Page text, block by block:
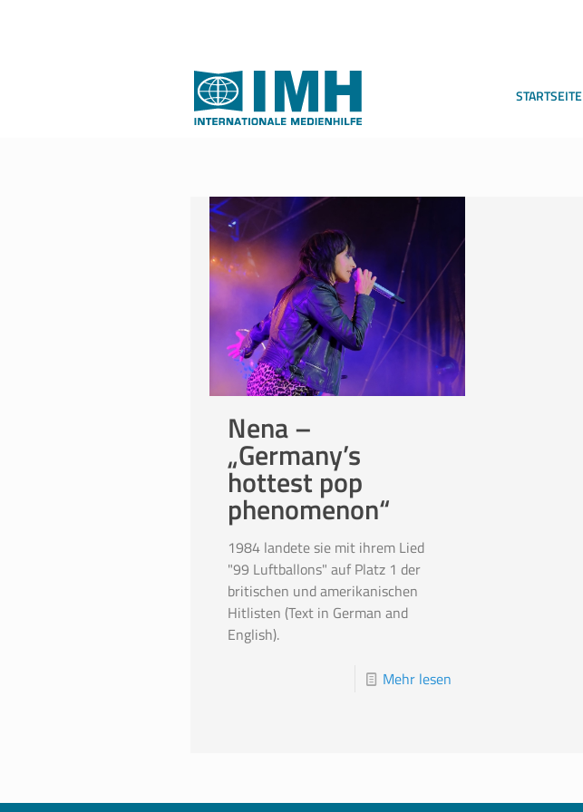
STARTSEITE
Nena –
„Germany’s
hottest pop
phenomenon“
1984 landete sie mit ihrem Lied
"99 Luftballons" auf Platz 1 der
britischen und amerikanischen
Hitlisten (Text in German and
English).
Mehr lesen